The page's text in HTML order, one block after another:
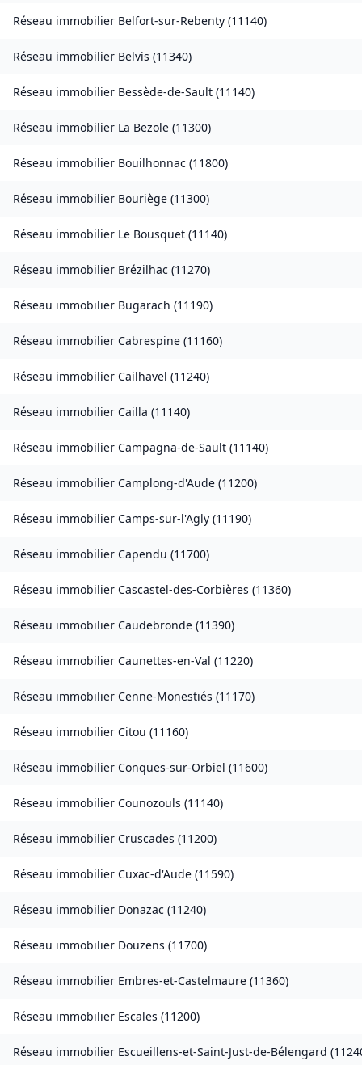
Réseau immobilier Belfort-sur-Rebenty (11140)
Réseau immobilier Belvis (11340)
Réseau immobilier Bessède-de-Sault (11140)
Réseau immobilier La Bezole (11300)
Réseau immobilier Bouilhonnac (11800)
Réseau immobilier Bouriège (11300)
Réseau immobilier Le Bousquet (11140)
Réseau immobilier Brézilhac (11270)
Réseau immobilier Bugarach (11190)
Réseau immobilier Cabrespine (11160)
Réseau immobilier Cailhavel (11240)
Réseau immobilier Cailla (11140)
Réseau immobilier Campagna-de-Sault (11140)
Réseau immobilier Camplong-d'Aude (11200)
Réseau immobilier Camps-sur-l'Agly (11190)
Réseau immobilier Capendu (11700)
Réseau immobilier Cascastel-des-Corbières (11360)
Réseau immobilier Caudebronde (11390)
Réseau immobilier Caunettes-en-Val (11220)
Réseau immobilier Cenne-Monestiés (11170)
Réseau immobilier Citou (11160)
Réseau immobilier Conques-sur-Orbiel (11600)
Réseau immobilier Counozouls (11140)
Réseau immobilier Cruscades (11200)
Réseau immobilier Cuxac-d'Aude (11590)
Réseau immobilier Donazac (11240)
Réseau immobilier Douzens (11700)
Réseau immobilier Embres-et-Castelmaure (11360)
Réseau immobilier Escales (11200)
Réseau immobilier Escueillens-et-Saint-Just-de-Bélengard (